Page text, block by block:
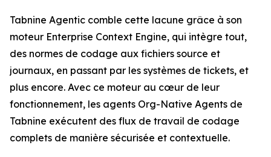
Tabnine Agentic comble cette lacune grâce à son
moteur Enterprise Context Engine, qui intègre tout,
des normes de codage aux fichiers source et
journaux, en passant par les systèmes de tickets, et
plus encore. Avec ce moteur au cœur de leur
fonctionnement, les agents Org-Native Agents de
Tabnine exécutent des flux de travail de codage
complets de manière sécurisée et contextuelle.